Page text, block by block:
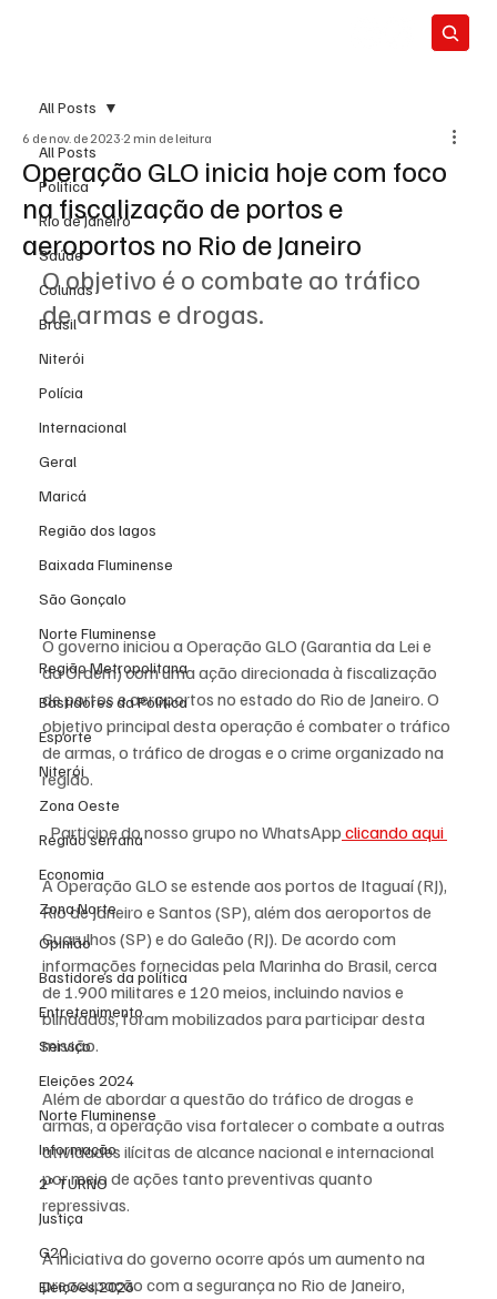
All Posts
Política
Rio de Janeiro
Saúde
Colunas
Brasil
Niterói
Polícia
Internacional
Geral
Maricá
Região dos lagos
Baixada Fluminense
São Gonçalo
Norte Fluminense
Região Metropolitana
Bastidores da Política
Esporte
Niterói
Zona Oeste
Região serrana
Economia
Zona Norte
Opinião
Bastidores da política
Entretenimento
Serviço
Eleições 2024
Norte Fluminense
Informação
2º TURNO
Justiça
G20
Eleições 2026
All Posts
Operação GLO inicia hoje com foco
na fiscalização de portos e
aeroportos no Rio de Janeiro
6 de nov. de 2023 2 min de leitura
O objetivo é o combate ao tráfico
de armas e drogas.
O governo iniciou a Operação GLO (Garantia da Lei e
da Ordem) com uma ação direcionada à fiscalização
de portos e aeroportos no estado do Rio de Janeiro. O
objetivo principal desta operação é combater o tráfico
de armas, o tráfico de drogas e o crime organizado na
região.
Participe do nosso grupo no WhatsApp clicando aqui
A Operação GLO se estende aos portos de Itaguaí (RJ),
Rio de Janeiro e Santos (SP), além dos aeroportos de
Guarulhos (SP) e do Galeão (RJ). De acordo com
informações fornecidas pela Marinha do Brasil, cerca
de 1.900 militares e 120 meios, incluindo navios e
blindados, foram mobilizados para participar desta
missão.
Além de abordar a questão do tráfico de drogas e
armas, a operação visa fortalecer o combate a outras
atividades ilícitas de alcance nacional e internacional
por meio de ações tanto preventivas quanto
repressivas.
A iniciativa do governo ocorre após um aumento na
preocupação com a segurança no Rio de Janeiro,